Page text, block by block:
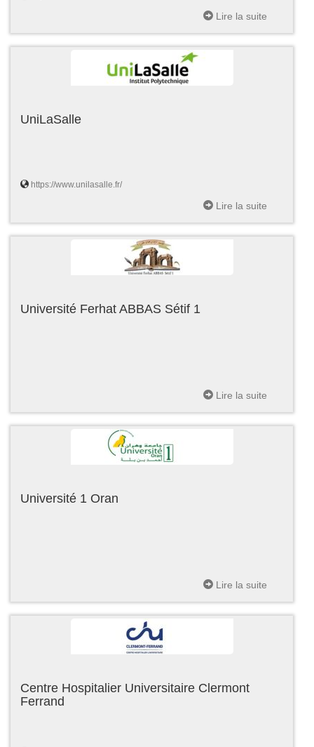
Lire la suite
UniLaSalle
https://www.unilasalle.fr/
Lire la suite
Université Ferhat ABBAS Sétif 1
Lire la suite
Université 1 Oran
Lire la suite
Centre Hospitalier Universitaire Clermont
Ferrand